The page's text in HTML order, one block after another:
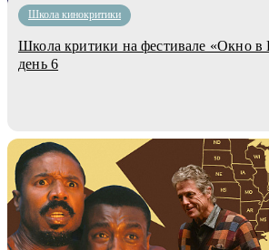
Школа кинокритики
Школа критики на фестивале «Окно в
день 6